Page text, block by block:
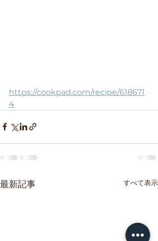
https://cookpad.com/recipe/618671
4
最新記事 すべて表示